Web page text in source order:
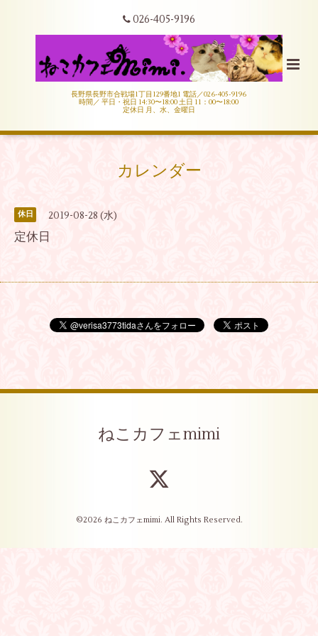
026-405-9196
長野県長野市合戦場1丁目129番地1 電話／026-405-9196
時間／ 平日・祝日 14:30〜18:00 土日 11：00〜18:00
定休日 月、水、金曜日
カレンダー
休日 2019-08-28 (水)
定休日
ねこカフェmimi
©2026 ねこカフェmimi. All Rights Reserved.